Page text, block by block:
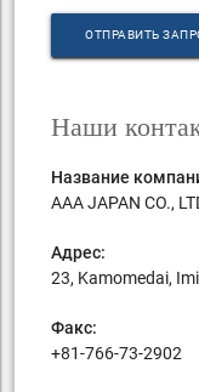
ОТПРАВИТЬ
Наши
Название
AAA JAPAN CO.,
Адрес:
23, Kamomedai,
Факс:
+81-766-73-2902